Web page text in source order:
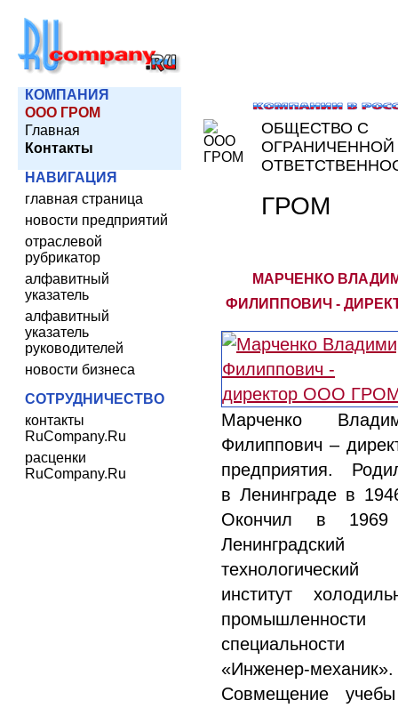
КОМПАНИЯ
ООО ГРОМ
Главная
Контакты
НАВИГАЦИЯ
главная страница
новости предприятий
отраслевой
рубрикатор
алфавитный
указатель
алфавитный
указатель
руководителей
новости бизнеса
СОТРУДНИЧЕСТВО
контакты
RuCompany.Ru
расценки
RuCompany.Ru
ОБЩЕСТВО С
ОГРАНИЧЕННОЙ
ГРОМ
МАРЧЕНКО
ФИЛИППОВИЧ -
Марченко
Филиппович –
предприятия.
в Ленинграде в
Окончил в
Ленинградский
технологический
институт
промышленности
специальности
«Инженер-механик».
Совмещение